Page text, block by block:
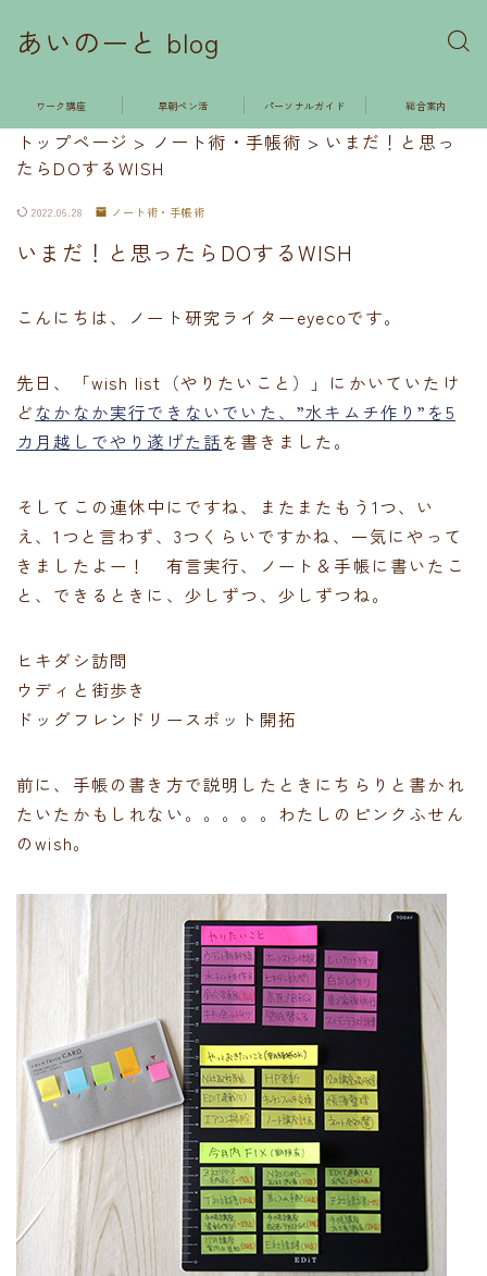
あいのーと blog
ワーク講座 早朝ペン活 パーソナルガイド 総合案内
トップページ > ノート術・手帳術 > いまだ！と思っ
たらDOするWISH
2022.06.28 ノート術・手帳術
いまだ！と思ったらDOするWISH
こんにちは、ノート研究ライターeyecoです。
先日、「wish list（やりたいこと）」にかいていたけ
ど なかなか実行できないでいた、”水キムチ作り”を5
カ月越しでやり遂げた話を書きました。
そしてこの連休中にですね、またまたもう1つ、い
え、1つと言わず、3つくらいですかね、一気にやって
きましたよー！ 有言実行、ノート＆手帳に書いたこ
と、できるときに、少しずつ、少しずつね。
ヒキダシ訪問
ウディと街歩き
ドッグフレンドリースポット開拓
前に、手帳の書き方で説明したときにちらりと書かれ
たいたかもしれない。。。。。わたしのピンクふせん
のwish。